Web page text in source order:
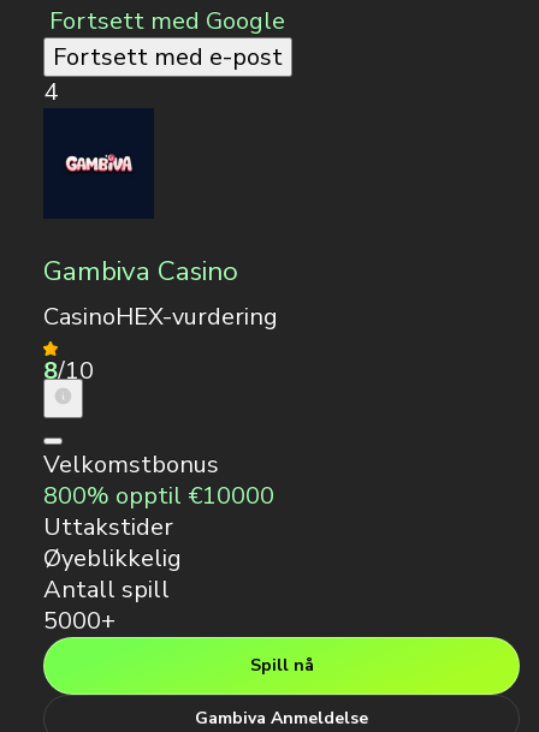
Fortsett med Google
Fortsett med e-post
4
Gambiva Casino
CasinoHEX-vurdering
8/10
Velkomstbonus
800% opptil €10000
Uttakstider
Øyeblikkelig
Antall spill
5000+
Spill nå
Gambiva Anmeldelse